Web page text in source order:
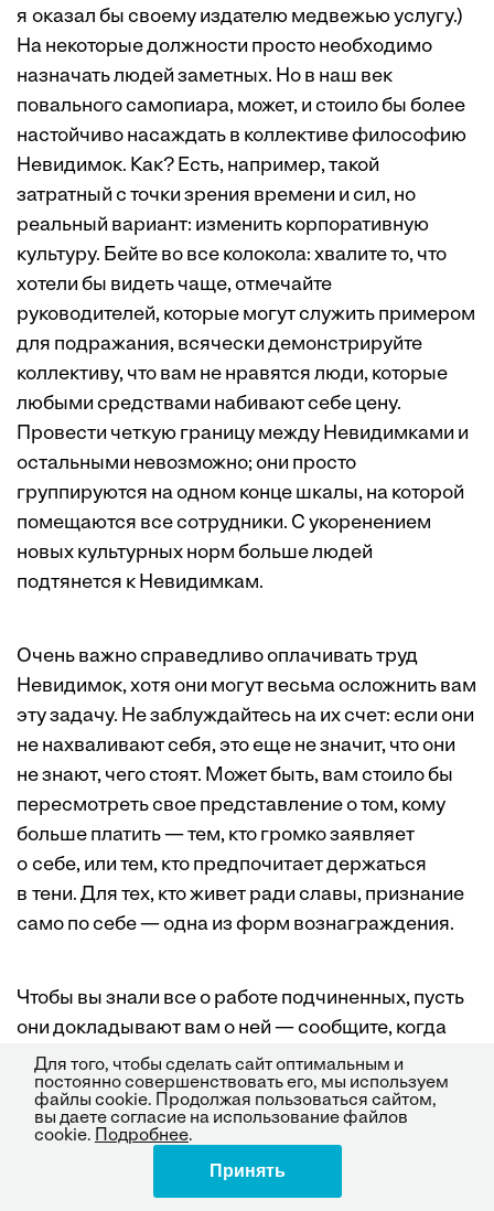
я оказал бы своему издателю медвежью услугу.)
На некоторые должности просто необходимо
назначать людей заметных. Но в наш век
повального самопиара, может, и стоило бы более
настойчиво насаждать в коллективе философию
Невидимок. Как? Есть, например, такой
затратный с точки зрения времени и сил, но
реальный вариант: изменить корпоративную
культуру. Бейте во все колокола: хвалите то, что
хотели бы видеть чаще, отмечайте
руководителей, которые могут служить примером
для подражания, всячески демонстрируйте
коллективу, что вам не нравятся люди, которые
любыми средствами набивают себе цену.
Провести четкую границу между Невидимками и
остальными невозможно; они просто
группируются на одном конце шкалы, на которой
помещаются все сотрудники. С укоренением
новых культурных норм больше людей
подтянется к Невидимкам.
Очень важно справедливо оплачивать труд
Невидимок, хотя они могут весьма осложнить вам
эту задачу. Не заблуждайтесь на их счет: если они
не нахваливают себя, это еще не значит, что они
не знают, чего стоят. Может быть, вам стоило бы
пересмотреть свое представление о том, кому
больше платить — тем, кто громко заявляет
о себе, или тем, кто предпочитает держаться
в тени. Для тех, кто живет ради славы, признание
само по себе — одна из форм вознаграждения.
Чтобы вы знали все о работе подчиненных, пусть
они докладывают вам о ней — сообщите, когда
это делать и как. Можно, скажем, раз в неделю
или месяц присылать вам отчет по электронной
почте. Наверняка эту идею не одобрят
менеджеры — сторонники принципа открытых
дверей. Но, как ни парадоксально, формальности
Для того, чтобы сделать сайт оптимальным и
постоянно совершенствовать его, мы используем
файлы cookie. Продолжая пользоваться сайтом,
вы даете согласие на использование файлов
cookie.
Подробнее.
Принять